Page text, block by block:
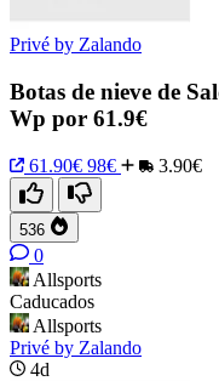
Privé by Zalando
Botas de nieve de
Wp por 61.9€
61.90€ 98€ 3.90€
536
0
Allsports
Caducados
Allsports
Privé by Zalando
4d